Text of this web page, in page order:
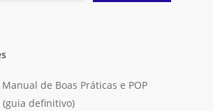
de Boas Práticas e POP
definitivo)